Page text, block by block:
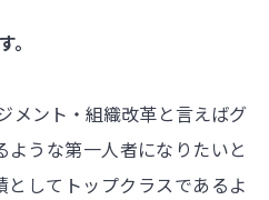
メント・組織改革と言えばグ
ような第一人者になりたいと
としてトップクラスであるよ